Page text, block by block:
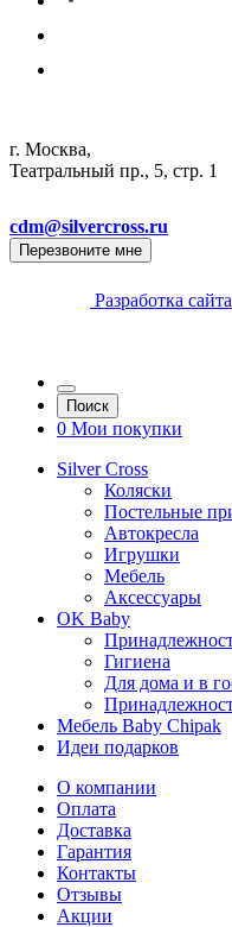
г. Москва,
Театральный пр., 5, стр. 1
cdm@silvercross.ru
Перезвоните мне
Разработка сайта
Поиск
0 Мои покупки
Silver Cross
Коляски
Постельные
Автокресла
Игрушки
Мебель
Аксессуары
OK Baby
Гигиена
Для дома и в
Мебель Baby Chipak
Идеи подарков
О компании
Оплата
Доставка
Гарантия
Контакты
Отзывы
Акции